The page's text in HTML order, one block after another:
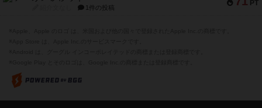
PT
1件の投稿